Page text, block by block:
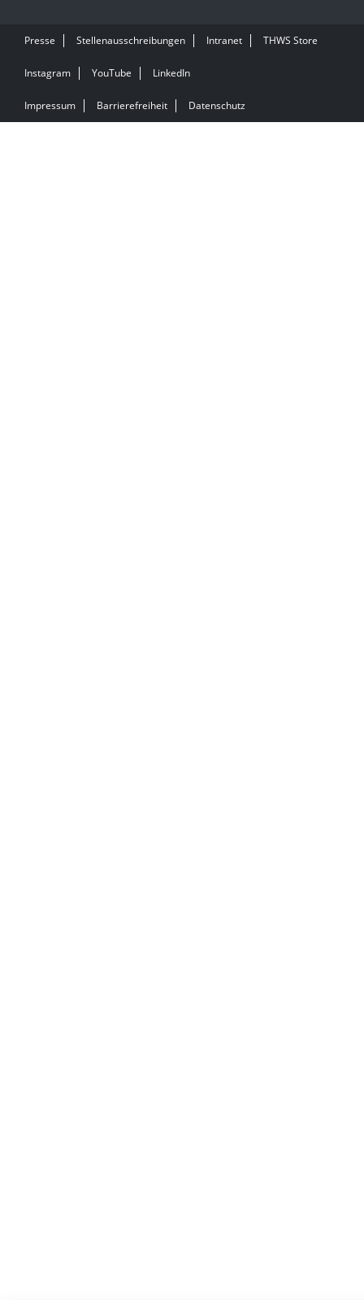
Presse Stellenausschreibungen Intranet THWS Store
Instagram YouTube LinkedIn
Impressum Barrierefreiheit Datenschutz